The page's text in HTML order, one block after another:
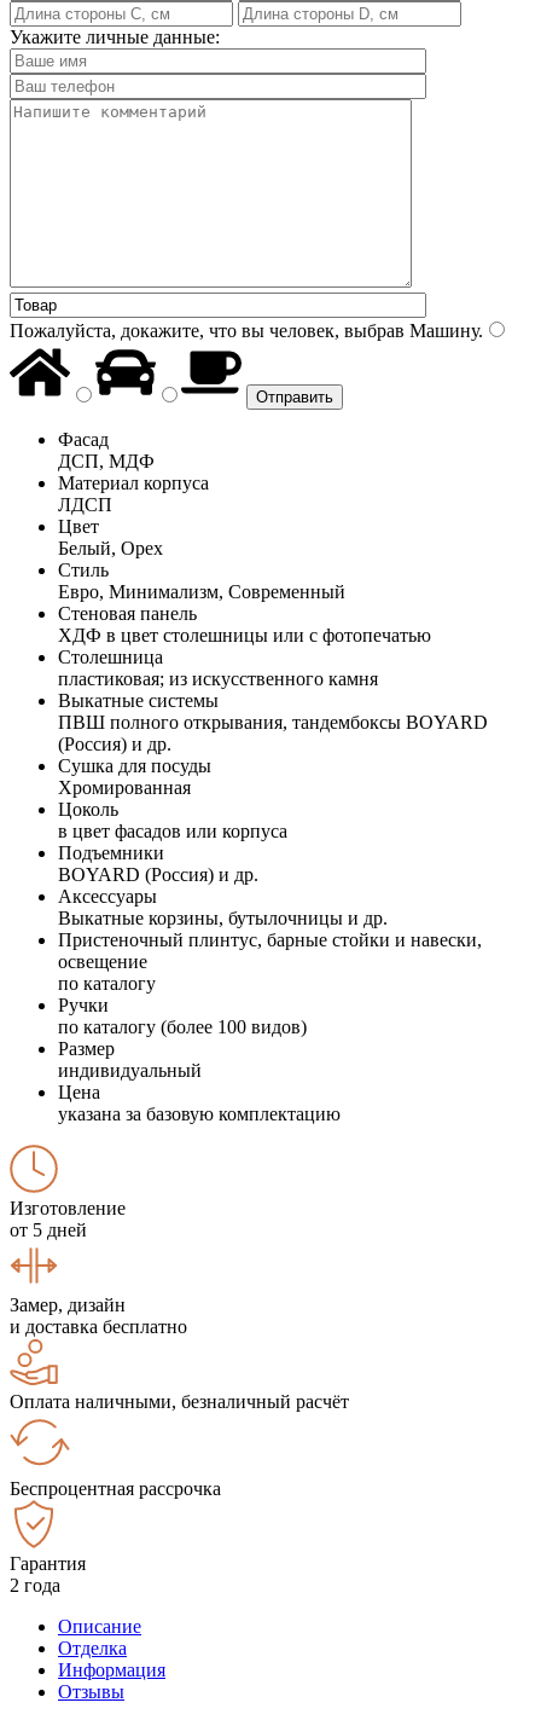
Укажите личные данные:
Пожалуйста, докажите, что вы человек, выбрав Машину.
Фасад
ДСП, МДФ
Материал корпуса
ЛДСП
Цвет
Белый, Орех
Стиль
Евро, Минимализм, Современный
Стеновая панель
ХДФ в цвет столешницы или с фотопечатью
Столешница
пластиковая; из искусственного камня
Выкатные системы
ПВШ полного открывания, тандембоксы BOYARD
(Россия) и др.
Сушка для посуды
Хромированная
Цоколь
в цвет фасадов или корпуса
Подъемники
BOYARD (Россия) и др.
Аксессуары
Выкатные корзины, бутылочницы и др.
Пристеночный плинтус, барные стойки и навески,
освещение
по каталогу
Ручки
по каталогу (более 100 видов)
Размер
индивидуальный
Цена
указана за базовую комплектацию
Изготовление
от 5 дней
Замер, дизайн
и доставка бесплатно
Оплата наличными, безналичный расчёт
Беспроцентная рассрочка
Гарантия
2 года
Описание
Отделка
Информация
Отзывы